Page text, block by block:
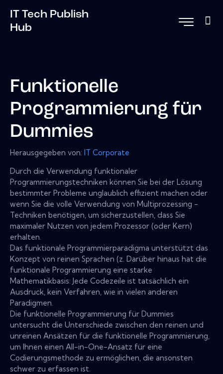
IT Tech Publish
Hub
Funktionelle
Programmierung für
Dummies
Herausgegeben von: IT Corporate
Durch die Verwendung funktionaler
Programmierungstechniken können Sie bei der Lösung
bestimmter Probleme unglaublich effizient machen oder
wenn Sie die volle Verwendung von Multiprozessing -
Techniken benötigen, um sicherzustellen, dass Sie
maximaler Nutzen von jedem Prozessor (oder Kern)
erhalten.
Das funktionale Programmierparadigma unterstützt das
Konzept von reinen Sprachen (z. Darüber hinaus hat die
funktionale Programmierung eine starke
Mathematikbasis: Jede Codezeile ist tatsächlich ein
Ausdruck, kein Verfahren, wie in vielen anderen
Paradigmen.
Die funktionelle Programmierung für Dummies
untersucht die Unterschiede zwischen den reinen und
unreinen Ansätzen für die funktionelle Programmierung,
um Ihnen einen All-in-One-Ansatz für eine
Codierungsmethode zu ermöglichen, die ansonsten
schwer zu erfassen ist.